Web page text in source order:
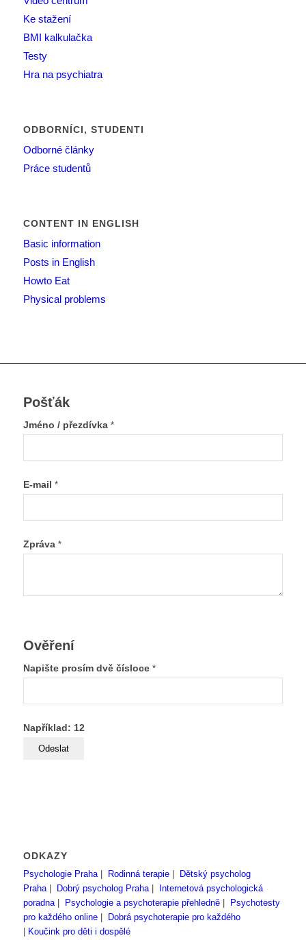
Ke stažení
BMI kalkulačka
Testy
Hra na psychiatra
ODBORNÍCI, STUDENTI
Odborné články
Práce studentů
CONTENT IN ENGLISH
Basic information
Posts in English
Howto Eat
Physical problems
Pošťák
Jméno / přezdívka *
E-mail *
Zpráva *
Ověření
Napište prosím dvě čísloce *
Například: 12
ODKAZY
Psychologie Praha| Rodinná terapie|
Dětský psycholog
Praha| Dobrý psycholog Praha|
Internetová psychologická
poradna| Psychologie a psychoterapie přehledně|
Psychotesty
pro každého online|
Dobrá psychoterapie pro každého
Koučink pro děti i dospělé